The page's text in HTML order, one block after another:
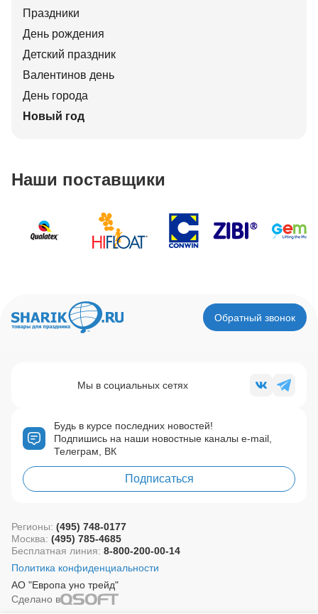
Праздники
День рождения
Детский праздник
Валентинов день
День города
Новый год
Наши поставщики
Обратный звонок
Будь в курсе последних новостей!
Подпишись на наши новостные каналы e-mail,
Телеграм, ВК
Подписаться
Мы в социальных сетях
АО "Европа уно трейд"
Регионы: (495) 748-0177
Москва: (495) 785-4685
Бесплатная линия: 8-800-200-00-14
Политика конфиденциальности
Сделано в